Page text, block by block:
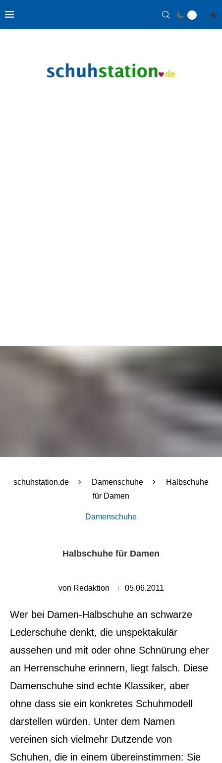
schuhstation.de Damenschuhe
Halbschuhe
für Damen
Damenschuhe
Halbschuhe für Damen
von Redaktion 05.06.2011
Wer bei Damen-Halbschuhe an schwarze
Lederschuhe denkt, die unspektakulär
aussehen und mit oder ohne Schnürung eher
an Herrenschuhe erinnern, liegt falsch. Diese
Damenschuhe sind echte Klassiker, aber
ohne dass sie ein konkretes Schuhmodell
darstellen würden. Unter dem Namen
vereinen sich vielmehr Dutzende von
Schuhen, die in einem übereinstimmen: Sie